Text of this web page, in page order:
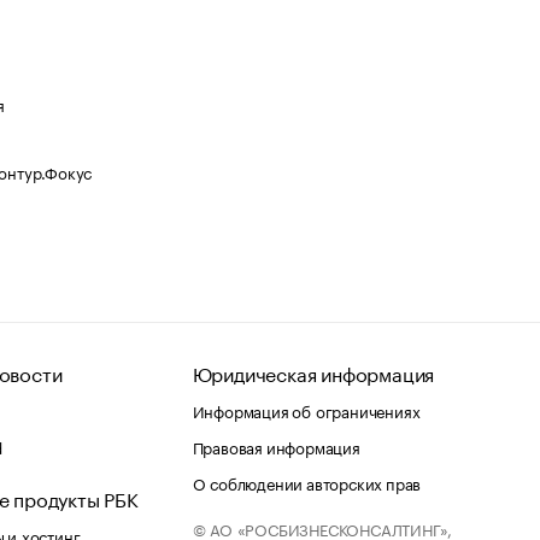
продукты РБК
хостинг
Юридическая информация
Информация об ограничениях
Правовая информация
О соблюдении авторских прав
© АО «РОСБИЗНЕСКОНСАЛТИНГ»,